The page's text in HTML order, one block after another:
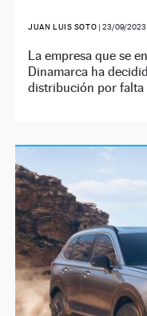
JUAN LUIS SOTO |23/09/2023
La empresa que se
Dinamarca ha
distribución por falta